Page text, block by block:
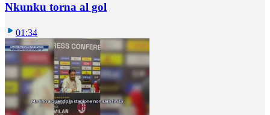
Nkunku torna al gol
01:34